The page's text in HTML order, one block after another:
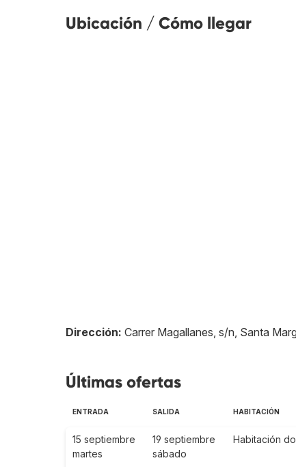
Ubicación / Cómo llegar
Dirección: Carrer Magallanes, s/n, Santa
Últimas ofertas
ENTRADA SALIDA HABITACIÓN
15 septiembre
martes
19 septiembre
sábado
Habitación